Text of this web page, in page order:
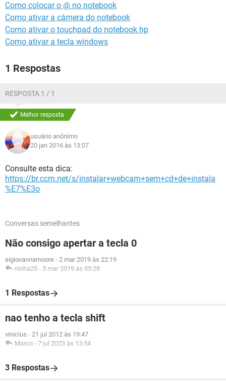
Como colocar o @ no notebook
Como ativar a câmera do notebook
Como ativar o touchpad do notebook hp
Como ativar a tecla windows
1 Respostas
RESPOSTA 1 / 1
Melhor resposta
usuário anônimo
20 jan 2016 às 13:07
Consulte esta dica:
https://br.ccm.net/s/instalar+webcam+sem+cd+de+instala
%E7%E3o
Conversas semelhantes
Não consigo apertar a tecla 0
eigiovannamoore - 2 mar 2019 às 22:19
ninha25 - 3 mar 2019 às 05:28
1 Respostas
nao tenho a tecla shift
vinicius - 21 jul 2012 às 19:47
Marco - 7 jul 2023 às 13:54
3 Respostas